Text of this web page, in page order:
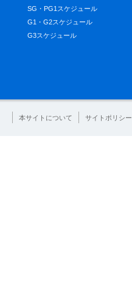
SG・PG1スケジュール
G1・G2スケジュール
G3スケジュール
本サイトについて サイトポリシー